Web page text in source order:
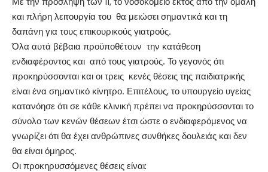
και πλήρη λειτουργία του θα μειώσει σημαντικά και τη
δαπάνη για τους επικουρικούς γιατρούς.
Όλα αυτά βέβαια προϋποθέτουν την κατάθεση
ενδιαφέροντος και από τους γιατρούς. Το γεγονός ότι
προκηρύσσονται και οι τρεις κενές θέσεις της παιδιατρικής
είναι ένα σημαντικό κίνητρο. Επιτέλους, το υπουργείο υγείας
κατανόησε ότι σε κάθε κλινική πρέπει να προκηρύσσονται το
σύνολο των κενών θέσεων έτσι ώστε ο ενδιαφερόμενος να
γνωρίζει ότι θα έχει ανθρώπινες συνθήκες δουλειάς και δεν
θα είναι όμηρος.
Οι προκηρυσσόμενες θέσεις είναι: